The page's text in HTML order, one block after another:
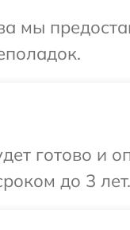
мы
готово
до 3 лет.